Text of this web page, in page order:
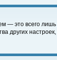
это всего
других